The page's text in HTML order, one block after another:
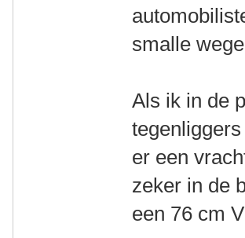
smalle
Als ik in de
er een
zeker in de
een 76 cm